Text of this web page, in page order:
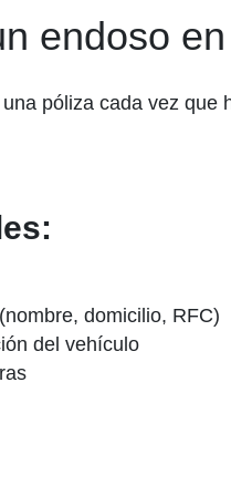
endoso
póliza cada vez que
domicilio, RFC)
del vehículo